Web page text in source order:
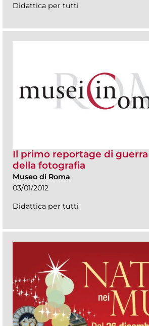
Didattica per tutti
Il primo reportage di
della fotografia
Museo di Roma
03/01/2012
Didattica per tutti